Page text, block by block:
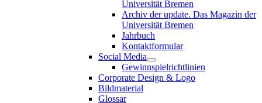
Universität Bremen
Archiv der update. Das Magazin der
Universität Bremen
Jahrbuch
Kontaktformular
Social Media
Gewinnspielrichtlinien
Corporate Design & Logo
Bildmaterial
Glossar